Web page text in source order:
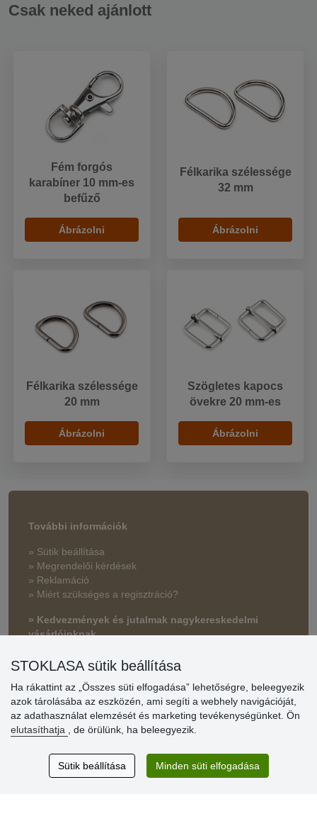
Csak neked ajánlott
Fém forgós
karabíner 10 mm-es
befűző
Ábrázolni
Félkarika szélessége
32 mm
Ábrázolni
Félkarika szélessége
20 mm
Ábrázolni
Szögletes kapocs
övekre 20 mm-es
Ábrázolni
További információk
» Sütik beállítása
» Megrendelői kérdések
» Reklamáció
» Miért szükséges a regisztráció?
» Kedvezmények és jutalmak nagykereskedelmi
vásárlóinknak
» Súgó
Vásárlók
értékelése
Excellent service
Thank you.
STOKLASA sütik beállítása
Ha rákattint az „Összes süti elfogadása” lehetőségre, beleegyezik
azok tárolásába az eszközén, ami segíti a webhely navigációját,
az adathasználat elemzését és marketing tevékenységünket. Ön
elutasíthatja
, de örülünk, ha beleegyezik.
Sütik beállítása Minden süti elfogadása